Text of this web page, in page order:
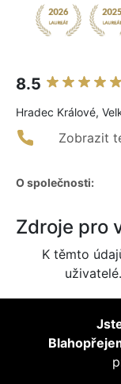
8.5
Hradec Králové,
Zobrazit
O společnosti:
Zdroje pro
K těmto
uživatelé.